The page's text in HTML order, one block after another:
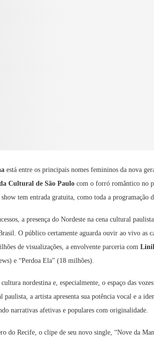
está entre os principais nomes femininos da nova
Cultural de São Paulo com o forró romântico no
tem entrada gratuita, como toda a programação
a presença do Nordeste na cena cultural
O público certamente aguarda ouvir ao vivo as
de visualizações, a envolvente parceria com
e “Perdoa Ela” (18 milhões).
nordestina e, especialmente, o espaço das
a artista apresenta sua potência vocal e a
narrativas afetivas e populares com originalidade.
do Recife, o clipe de seu novo single, “Nove da